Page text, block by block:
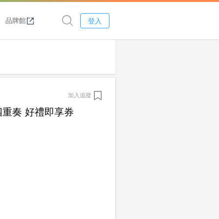
品牌館 登入
加入追蹤
奏 好禮即享券